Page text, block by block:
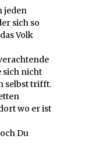
jeden
sich so
Volk
sich nicht
selbst trifft.
wo er ist
Du